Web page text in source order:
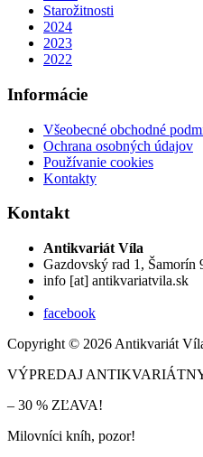
Starožitnosti
2024
2023
2022
Informácie
Všeobecné obchodné
Ochrana osobných údajov
Používanie cookies
Kontakty
Kontakt
Antikvariát Víla
Gazdovský rad 1, Šamorín
info [at] antikvariatvila.sk
facebook
Copyright © 2026 Antikvariát
VÝPREDAJ
– 30 % ZĽAVA!
Milovníci kníh, pozor!